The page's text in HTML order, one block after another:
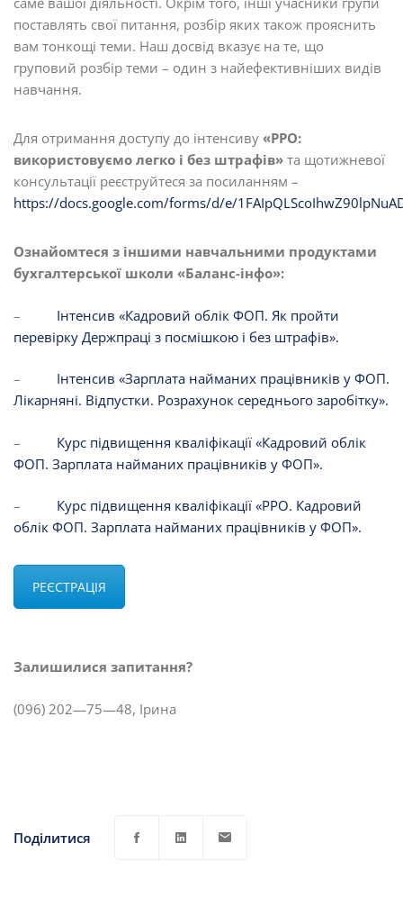
поставлять свої питання, розбір яких також прояснить
вам тонкощі теми. Наш досвід вказує на те, що
груповий розбір теми – один з найефективніших видів
навчання.
Для отримання доступу до інтенсиву «РРО:
використовуємо легко і без штрафів» та щотижневої
консультації реєструйтеся за посиланням –
https://docs.google.com/forms/d/e/
Ознайомтеся з іншими навчальними продуктами
бухгалтерської школи «Баланс-інфо»:
–
Інтенсив «Кадровий облік ФОП. Як пройти
перевірку Держпраці з посмішкою і без штрафів».
–
Інтенсив «Зарплата найманих працівників у ФОП.
Лікарняні. Відпустки. Розрахунок середнього заробітку».
–
Курс підвищення кваліфікації «Кадровий облік
ФОП. Зарплата найманих працівників у ФОП».
–
Курс підвищення кваліфікації «РРО. Кадровий
облік ФОП. Зарплата найманих працівників у ФОП».
РЕЄСТРАЦІЯ
Залишилися запитання?
(096) 202—75—48, Ірина
Поділитися